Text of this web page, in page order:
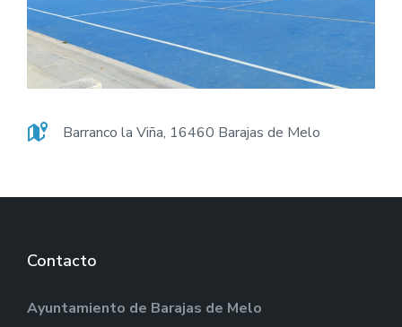
Barranco la Viña, 16460 Barajas de Melo
Contacto
Ayuntamiento de Barajas de Melo